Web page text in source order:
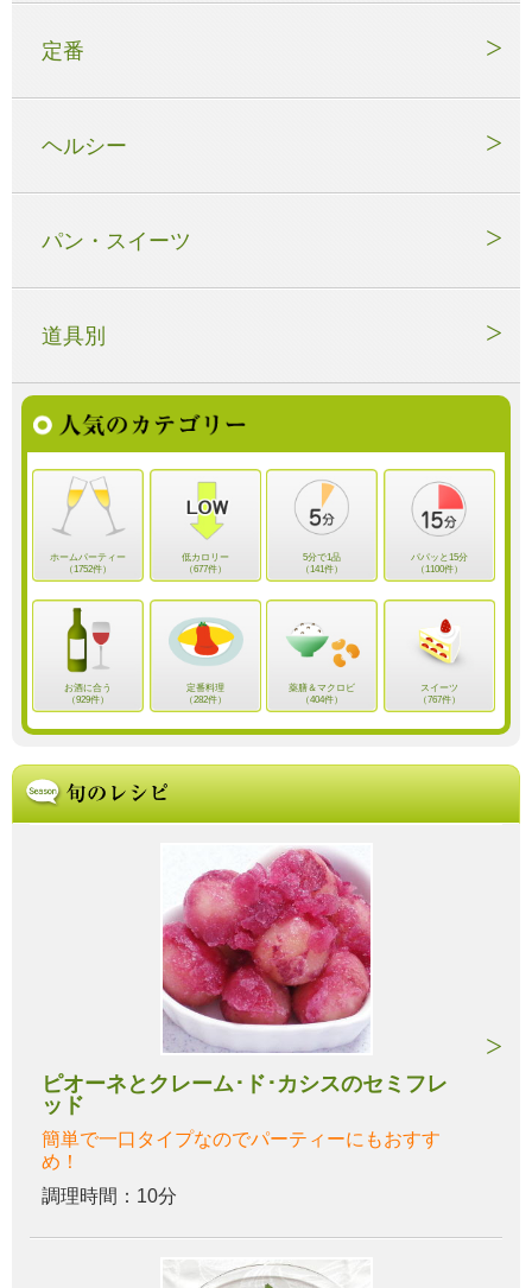
定番
ヘルシー
パン・スイーツ
道具別
ホームパーティー
（1752件）
低カロリー
（677件）
5分で1品
（141件）
パパッと15分
（1100件）
お酒に合う
（929件）
定番料理
（282件）
薬膳＆マクロビ
（404件）
スイーツ
（767件）
ピオーネとクレーム･ド･カシスのセミフレ
ッド
簡単で一口タイプなのでパーティーにもおすす
め！
調理時間：10分